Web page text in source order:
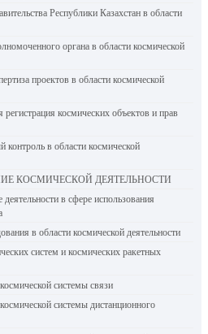
Республики Казахстан в области
органа в области космической
проектов в области космической
регистрация космических объектов и прав
контроль в области космической
КОСМИЧЕСКОЙ ДЕЯТЕЛЬНОСТИ
в сфере использования
в области космической деятельности
систем и космических ракетных
системы связи
системы дистанционного